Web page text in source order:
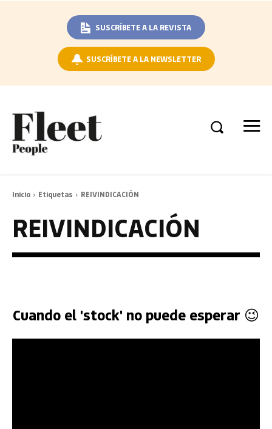
SUSCRÍBETE A LA REVISTA
SUSCRÍBETE A LA NEWSLETTER
Inicio Etiquetas REIVINDICACIÓN
REIVINDICACIÓN
Cuando el 'stock' no puede esperar 😉